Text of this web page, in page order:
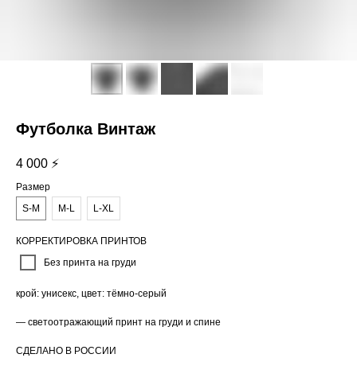
Футболка Винтаж
4 000 ⚡
Размер
S-M
M-L L-XL
КОРРЕКТИРОВКА ПРИНТОВ
Без принта на груди
крой: унисекс, цвет: тёмно-серый
— светоотражающий принт на груди и спине
СДЕЛАНО В РОССИИ